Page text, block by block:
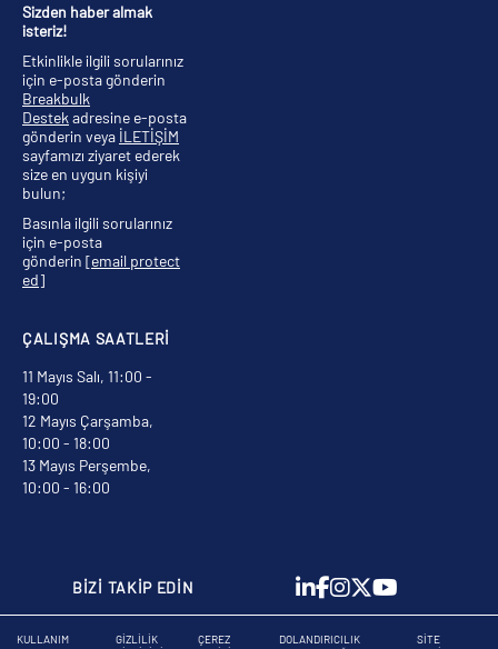
ÇALIŞMA SAATLERİ
11 Mayıs Salı, 11:00 -
19:00
12 Mayıs Çarşamba,
10:00 - 18:00
13 Mayıs Perşembe,
10:00 - 16:00
Sizden haber almak
isteriz!
Etkinlikle ilgili sorularınız
için e-posta gönderin
Breakbulk
Destek adresine e-posta
gönderin veya İLETİŞİM
sayfamızı ziyaret ederek
size en uygun kişiyi
bulun;
Basınla ilgili sorularınız
için e-posta
gönderin [email protect
ed]
BİZİ TAKİP EDİN
KULLANIM
GIZLILIK
ÇEREZ
DOLANDIRICILIK
SITE